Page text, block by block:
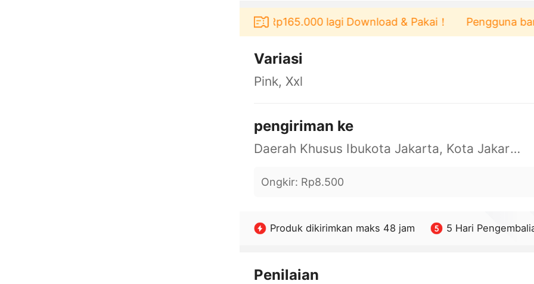
di aplikasi Akulaku bisa dapat voucher Rp165.000 lagi Download & Pakai！ Pengguna baru
Variasi
Pink, Xxl
pengiriman ke
Daerah Khusus Ibukota Jakarta, Kota Jakarta Barat, Cengkareng, yy
Ongkir: Rp8.500
Produk dikirimkan maks 48 jam 5 Hari
Penilaian